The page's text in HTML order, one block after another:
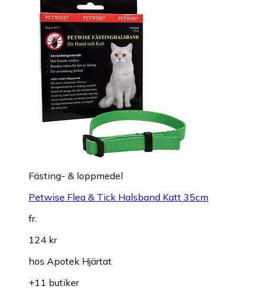
Fästing- & loppmedel
Petwise Flea & Tick Halsband Katt 35cm
fr.
124 kr
hos Apotek Hjärtat
+11 butiker